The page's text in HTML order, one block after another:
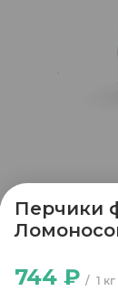
Перчики
1 кг
744 ₽